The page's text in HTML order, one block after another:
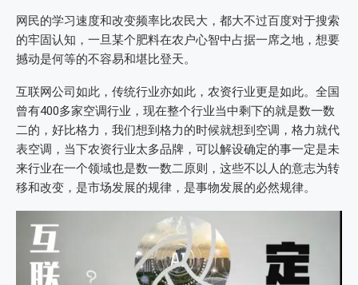
网民的学习速度和改变频率比农民大，都大不过百度对于搜索
的牢固认知，一旦某个肥料在农户心智中占据一席之地，想要
撼动是何等的不容易和堪比登天。
互联网公司如此，传统行业亦如此，农资行业更是如此。全国
曾有400多家空调行业，现在整个行业当中剩下的就是数一数
二的，好比格力，我们想到格力的时候就想到空调，格力就代
表空调，当下农资行业太多品牌，可以解设确定的事一定是未
来行业在一个领域也是数一数二原则，这些不以人的意志为转
移和改变，是市场发展的规律，是事物发展的必然规律。